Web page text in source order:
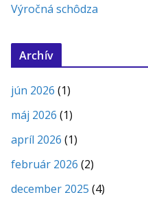
Výročná schôdza
Archív
jún 2026 (1)
máj 2026 (1)
apríl 2026 (1)
február 2026 (2)
december 2025 (4)